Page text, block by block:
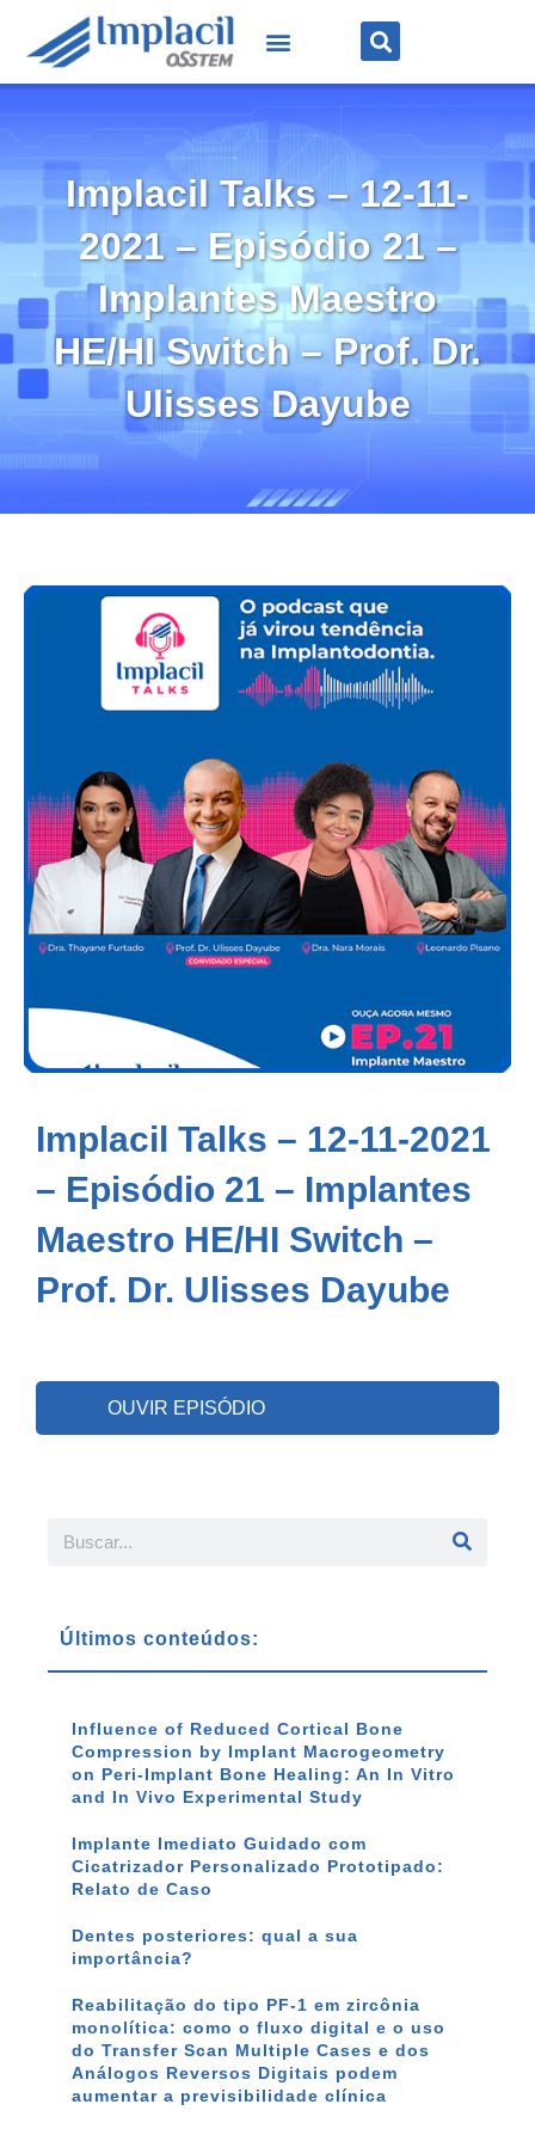
Implacil Talks – 12-11-
2021 – Episódio 21 –
Implantes Maestro
HE/HI Switch – Prof. Dr.
Ulisses Dayube
Implacil Talks – 12-11-2021
– Episódio 21 – Implantes
Maestro HE/HI Switch –
Prof. Dr. Ulisses Dayube
OUVIR EPISÓDIO
Últimos conteúdos:
Influence of Reduced Cortical Bone
Compression by Implant Macrogeometry
on Peri-Implant Bone Healing: An In Vitro
and In Vivo Experimental Study
Implante Imediato Guidado com
Cicatrizador Personalizado Prototipado:
Relato de Caso
Dentes posteriores: qual a sua
importância?
Reabilitação do tipo PF-1 em zircônia
monolítica: como o fluxo digital e o uso
do Transfer Scan Multiple Cases e dos
Análogos Reversos Digitais podem
aumentar a previsibilidade clínica